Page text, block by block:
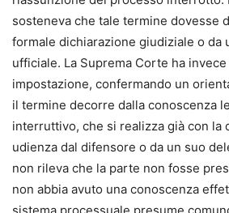
sosteneva che tale termine dovesse
formale dichiarazione giudiziale o da
ufficiale. La Suprema Corte ha
impostazione, confermando un
il termine decorre dalla conoscenza
interruttivo, che si realizza già con la
udienza dal difensore o da un suo
non rileva che la parte non fosse
non abbia avuto una conoscenza